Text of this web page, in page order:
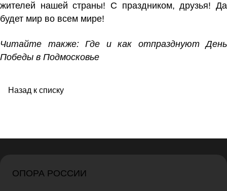
жителей нашей страны! С праздником, друзья! Да
будет мир во всем мире!
Читайте также: Где и как отпразднуют День
Победы в Подмосковье
Назад к списку
ОПОРА РОССИИ